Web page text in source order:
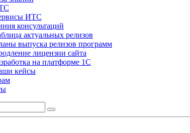
ИТС
консультаций
актуальных релизов
выпуска релизов программ
лицензии сайта
на платформе 1С
кейсы